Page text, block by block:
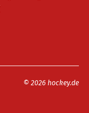
© 2026 hockey.de